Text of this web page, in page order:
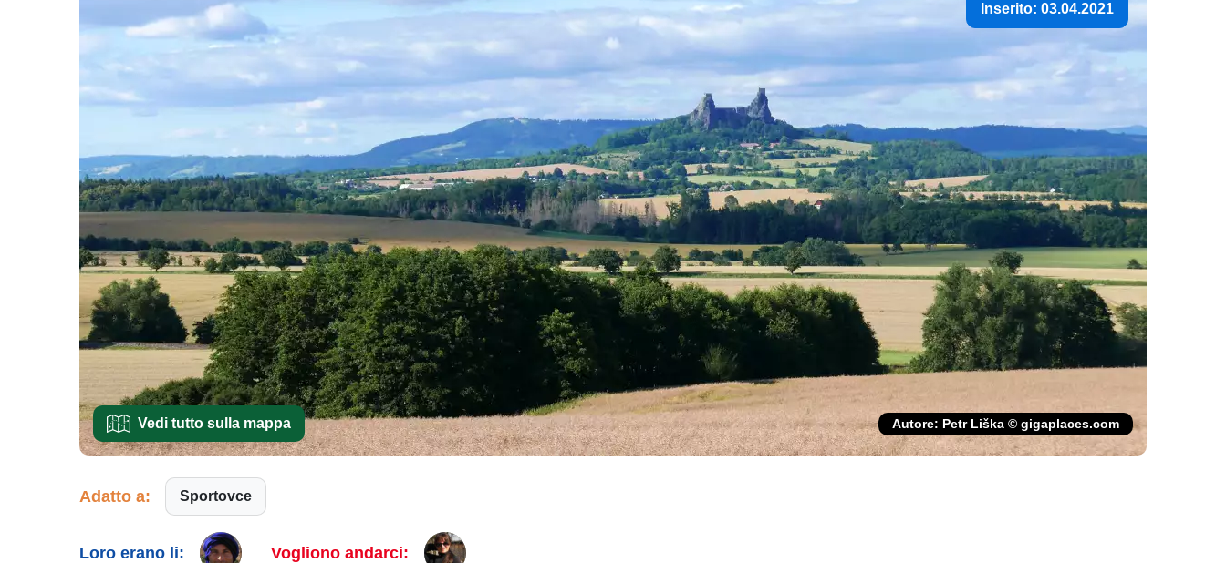
Inserito: 03.04.2021
Vedi tutto sulla mappa Autore: Petr Liška © gigaplaces.com
Adatto a: Sportovce
Loro erano li: Vogliono andarci: